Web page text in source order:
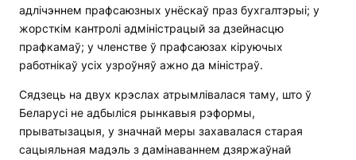
адлічэннем прафсаюзных унёскаў праз бухгалтэрыі; у
жорсткім кантролі адміністрацый за дзейнасцю
прафкамаў; у членстве ў прафсаюзах кіруючых
работнікаў усіх узроўняў ажно да міністраў.
Сядзець на двух крэслах атрымлівалася таму, што ў
Беларусі не адбыліся рынкавыя рэформы,
прыватызацыя, у значнай меры захавалася старая
сацыяльная мадэль з дамінаваннем дзяржаўнай